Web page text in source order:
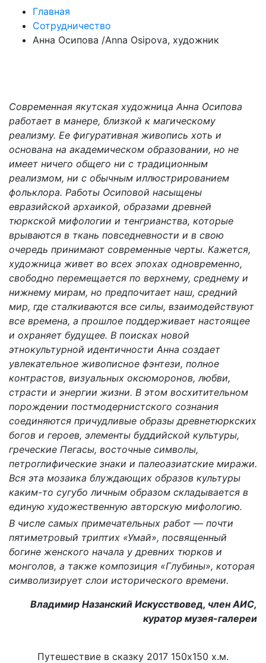
Главная
Сотрудничество
Анна Осипова /Anna Osipova, художник
Современная якутская художница Анна Осипова
работает в манере, близкой к магическому
реализму. Ее фигуративная живопись хоть и
основана на академическом образовании, но не
имеет ничего общего ни с традиционным
реализмом, ни с обычным иллюстрированием
фольклора. Работы Осиповой насыщены
евразийской архаикой, образами древней
тюркской мифологии и тенгрианства, которые
врываются в ткань повседневности и в свою
очередь принимают современные черты. Кажется,
художница живет во всех эпохах одновременно,
свободно перемещается по верхнему, среднему и
нижнему мирам, но предпочитает наш, средний
мир, где сталкиваются все силы, взаимодействуют
все времена, а прошлое поддерживает настоящее
и охраняет будущее. В поисках новой
этнокультурной идентичности Анна создает
увлекательное живописное фэнтези, полное
контрастов, визуальных оксюморонов, любви,
страсти и энергии жизни. В этом восхитительном
порождении постмодернистского сознания
соединяются причудливые образы древнетюркских
богов и героев, элементы буддийской культуры,
греческие Пегасы, восточные символы,
петроглифические знаки и палеоазиатские миражи.
Вся эта мозаика блуждающих образов культуры
каким-то сугубо личным образом складывается в
единую художественную авторскую мифологию.
В числе самых примечательных работ — почти
пятиметровый триптих «Умай», посвященный
богине женского начала у древних тюрков и
монголов, а также композиция «Глубины», которая
символизирует слои исторического времени.
Владимир Назанский Искусствовед, член АИС,
куратор музея-галереи
Путешествие в сказку 2017 150х150 х.м.